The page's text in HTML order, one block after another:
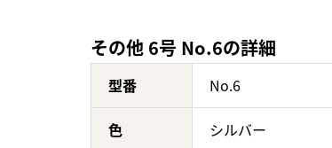
その他 6号 No.6の詳細
型番 No.6
色 シルバー